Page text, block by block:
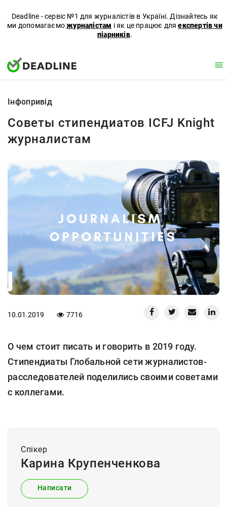
Deadline - сервіс №1 для журналістів в Україні. Дізнайтесь як
ми допомагаєможурналістам і як це працює дляекспертів чи
піарників.
Iнфопривід
Советы стипендиатов ICFJ Knight
журналистам
10.01.2019 7716
О чем стоит писать и говорить в 2019 году.
Стипендиаты Глобальной сети журналистов-
расследователей поделились своими советами
с коллегами.
Спiкер
Карина Крупенченкова
Написати